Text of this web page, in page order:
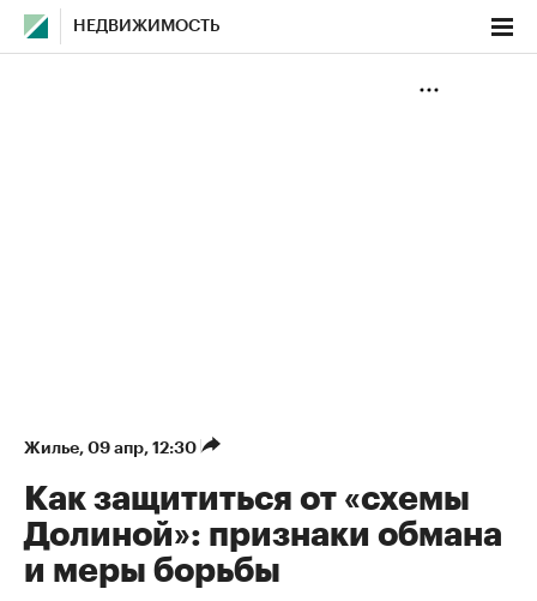
НЕДВИЖИМОСТЬ
Жилье⁠, 09 апр, 12:30
Как защититься от «схемы
Долиной»: признаки обмана
и меры борьбы